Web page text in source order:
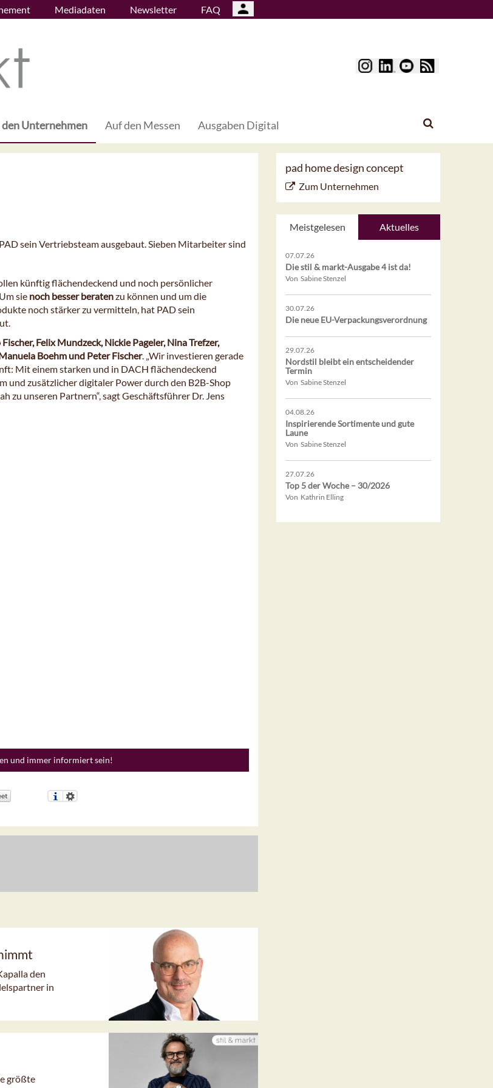
Mediadaten Newsletter FAQ
den Unternehmen Auf den Messen Ausgaben Digital
sein Vertriebsteam ausgebaut. Sieben Mitarbeiter sind
künftig flächendeckend und noch persönlicher
sie noch besser beratenzu können und um die
noch stärker zu vermitteln, hat PAD sein
Fischer, Felix Mundzeck, Nickie Pageler, Nina Trefzer,
Boehm und Peter Fischer. „Wir investieren gerade
Mit einem starken und in DACH flächendeckend
und zusätzlicher digitaler Power durch den B2B-Shop
zu unseren Partnern“, sagt Geschäftsführer Dr. Jens
und immer informiert sein!
den
in
größte
pad home design concept
Zum Unternehmen
Meistgelesen Aktuelles
07.07.26
Die stil & markt-Ausgabe 4 ist da!
Von Sabine Stenzel
30.07.26
Die neue EU-Verpackungsverordnung
29.07.26
Nordstil bleibt ein entscheidender
Termin
Von Sabine Stenzel
04.08.26
Inspirierende Sortimente und gute
Laune
Von Sabine Stenzel
27.07.26
Top 5 der Woche – 30/2026
Von Kathrin Elling